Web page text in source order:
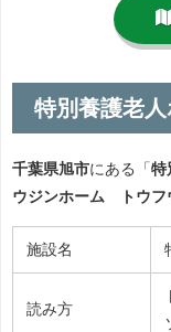
特別養護老
千葉県旭市にある「 特
ウジンホーム トウフ
施設名
読み方